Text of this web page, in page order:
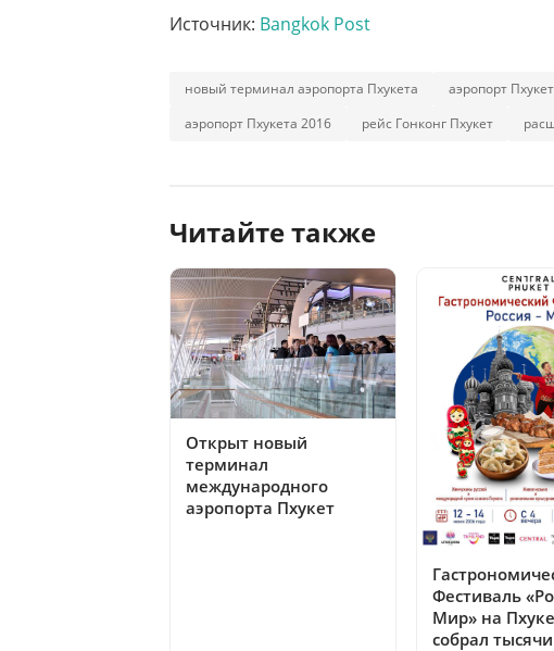
Источник: Bangkok Post
новый терминал аэропорта Пхукета аэропорт
аэропорт Пхукета 2016
рейс Гонконг Пхукет
Читайте также
Открыт новый
терминал
международного
аэропорта Пхукет
Фестиваль
Мир» на
собрал